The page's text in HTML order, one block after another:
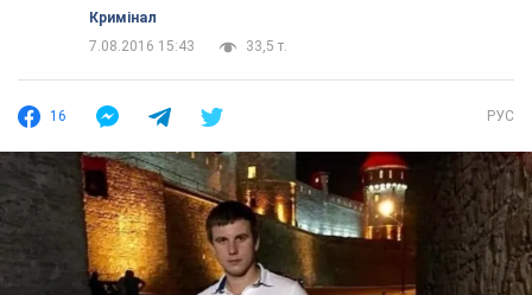
Кримінал
7.08.2016 15:43
33,5 т.
16 РУС